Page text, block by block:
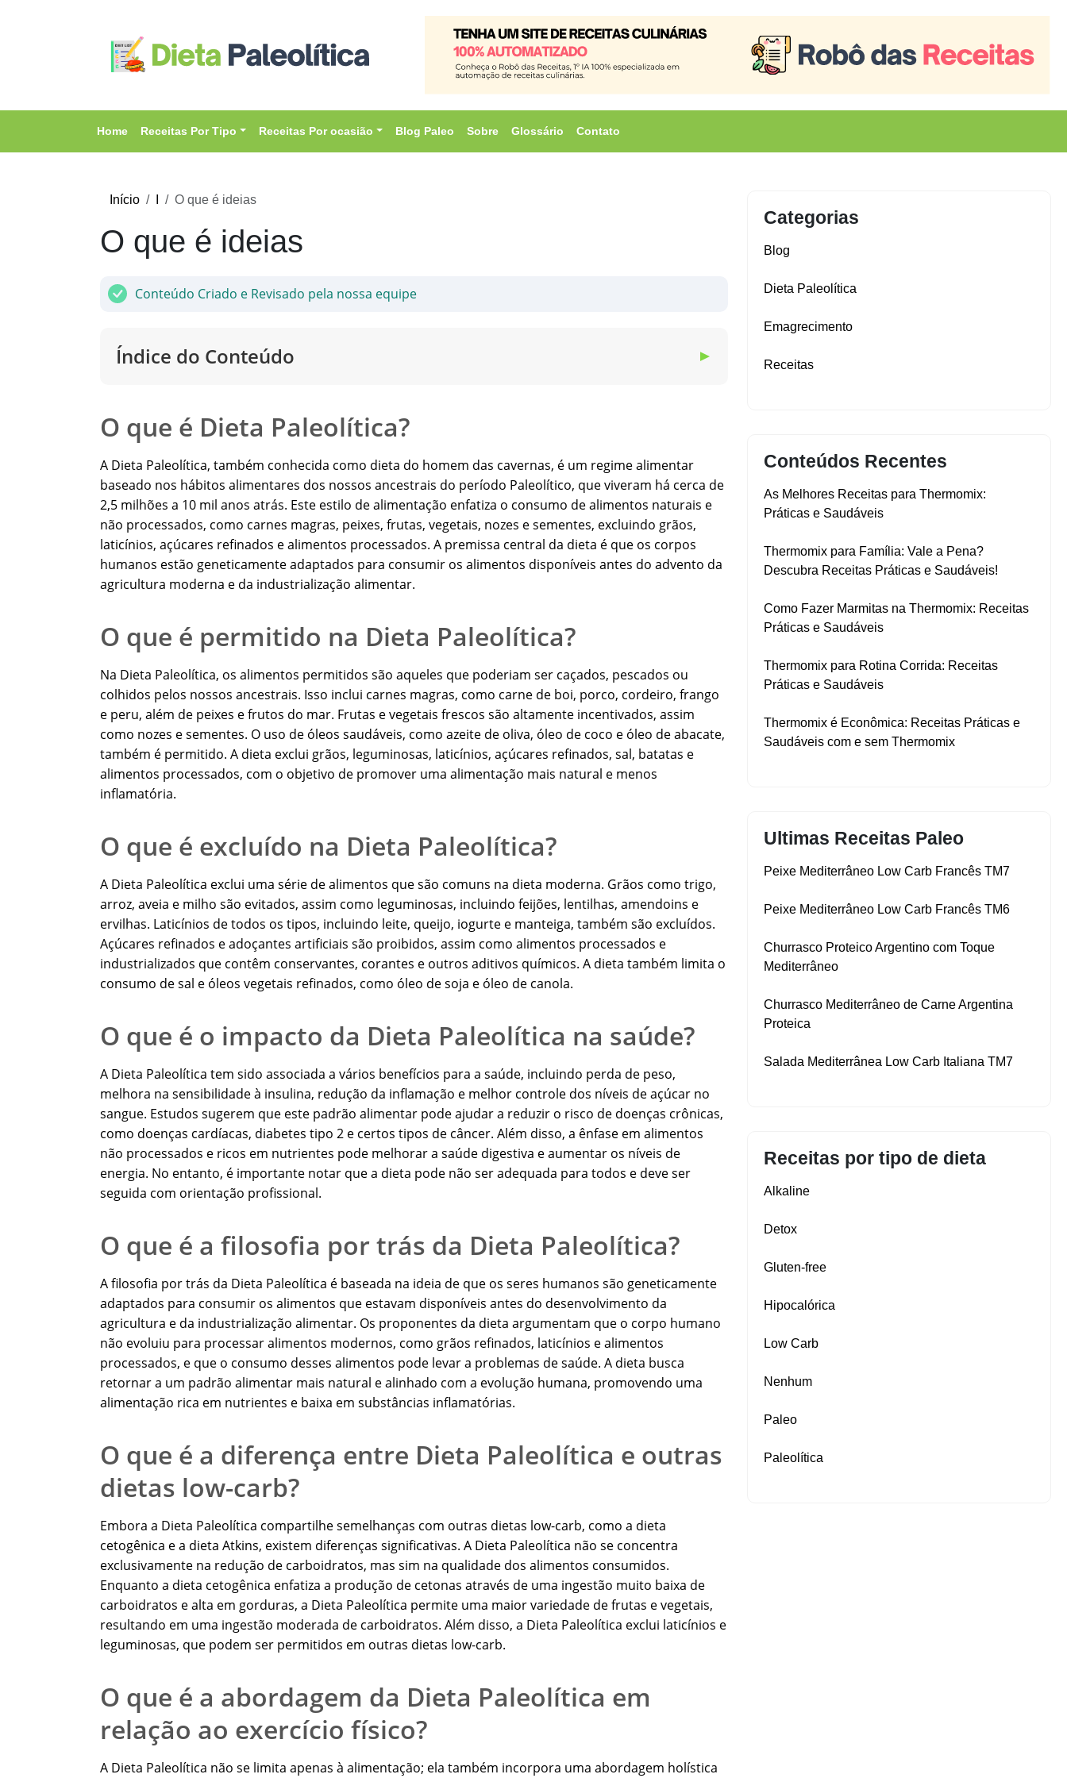
Home Receitas Por Tipo Receitas Por ocasião Blog Paleo Sobre Glossário Contato
Início O que é ideias
O que é ideias
Conteúdo Criado e Revisado pela nossa equipe
Índice do Conteúdo ▼
O que é Dieta Paleolítica?
A Dieta Paleolítica, também conhecida como dieta do homem das cavernas, é um regime alimentar
baseado nos hábitos alimentares dos nossos ancestrais do período Paleolítico, que viveram há cerca de
2,5 milhões a 10 mil anos atrás. Este estilo de alimentação enfatiza o consumo de alimentos naturais e
não processados, como carnes magras, peixes, frutas, vegetais, nozes e sementes, excluindo grãos,
laticínios, açúcares refinados e alimentos processados. A premissa central da dieta é que os corpos
humanos estão geneticamente adaptados para consumir os alimentos disponíveis antes do advento da
agricultura moderna e da industrialização alimentar.
O que é permitido na Dieta Paleolítica?
Na Dieta Paleolítica, os alimentos permitidos são aqueles que poderiam ser caçados, pescados ou
colhidos pelos nossos ancestrais. Isso inclui carnes magras, como carne de boi, porco, cordeiro, frango
e peru, além de peixes e frutos do mar. Frutas e vegetais frescos são altamente incentivados, assim
como nozes e sementes. O uso de óleos saudáveis, como azeite de oliva, óleo de coco e óleo de abacate,
também é permitido. A dieta exclui grãos, leguminosas, laticínios, açúcares refinados, sal, batatas e
alimentos processados, com o objetivo de promover uma alimentação mais natural e menos
inflamatória.
O que é excluído na Dieta Paleolítica?
A Dieta Paleolítica exclui uma série de alimentos que são comuns na dieta moderna. Grãos como trigo,
arroz, aveia e milho são evitados, assim como leguminosas, incluindo feijões, lentilhas, amendoins e
ervilhas. Laticínios de todos os tipos, incluindo leite, queijo, iogurte e manteiga, também são excluídos.
Açúcares refinados e adoçantes artificiais são proibidos, assim como alimentos processados e
industrializados que contêm conservantes, corantes e outros aditivos químicos. A dieta também limita o
consumo de sal e óleos vegetais refinados, como óleo de soja e óleo de canola.
O que é o impacto da Dieta Paleolítica na saúde?
A Dieta Paleolítica tem sido associada a vários benefícios para a saúde, incluindo perda de peso,
melhora na sensibilidade à insulina, redução da inflamação e melhor controle dos níveis de açúcar no
sangue. Estudos sugerem que este padrão alimentar pode ajudar a reduzir o risco de doenças crônicas,
como doenças cardíacas, diabetes tipo 2 e certos tipos de câncer. Além disso, a ênfase em alimentos
não processados e ricos em nutrientes pode melhorar a saúde digestiva e aumentar os níveis de
energia. No entanto, é importante notar que a dieta pode não ser adequada para todos e deve ser
seguida com orientação profissional.
O que é a filosofia por trás da Dieta Paleolítica?
A filosofia por trás da Dieta Paleolítica é baseada na ideia de que os seres humanos são geneticamente
adaptados para consumir os alimentos que estavam disponíveis antes do desenvolvimento da
agricultura e da industrialização alimentar. Os proponentes da dieta argumentam que o corpo humano
não evoluiu para processar alimentos modernos, como grãos refinados, laticínios e alimentos
processados, e que o consumo desses alimentos pode levar a problemas de saúde. A dieta busca
retornar a um padrão alimentar mais natural e alinhado com a evolução humana, promovendo uma
alimentação rica em nutrientes e baixa em substâncias inflamatórias.
O que é a diferença entre Dieta Paleolítica e outras
dietas low-carb?
Embora a Dieta Paleolítica compartilhe semelhanças com outras dietas low-carb, como a dieta
cetogênica e a dieta Atkins, existem diferenças significativas. A Dieta Paleolítica não se concentra
exclusivamente na redução de carboidratos, mas sim na qualidade dos alimentos consumidos.
Enquanto a dieta cetogênica enfatiza a produção de cetonas através de uma ingestão muito baixa de
carboidratos e alta em gorduras, a Dieta Paleolítica permite uma maior variedade de frutas e vegetais,
resultando em uma ingestão moderada de carboidratos. Além disso, a Dieta Paleolítica exclui laticínios e
leguminosas, que podem ser permitidos em outras dietas low-carb.
O que é a abordagem da Dieta Paleolítica em
relação ao exercício físico?
A Dieta Paleolítica não se limita apenas à alimentação; ela também incorpora uma abordagem holística
Categorias
Blog
Dieta Paleolítica
Emagrecimento
Receitas
Conteúdos Recentes
As Melhores Receitas para Thermomix:
Práticas e Saudáveis
Thermomix para Família: Vale a Pena?
Descubra Receitas Práticas e Saudáveis!
Como Fazer Marmitas na Thermomix: Receitas
Práticas e Saudáveis
Thermomix para Rotina Corrida: Receitas
Práticas e Saudáveis
Thermomix é Econômica: Receitas Práticas e
Saudáveis com e sem Thermomix
Ultimas Receitas Paleo
Peixe Mediterrâneo Low Carb Francês TM7
Peixe Mediterrâneo Low Carb Francês TM6
Churrasco Proteico Argentino com Toque
Mediterrâneo
Churrasco Mediterrâneo de Carne Argentina
Proteica
Salada Mediterrânea Low Carb Italiana TM7
Receitas por tipo de dieta
Alkaline
Detox
Gluten‑free
Hipocalórica
Low Carb
Nenhum
Paleo
Paleolítica